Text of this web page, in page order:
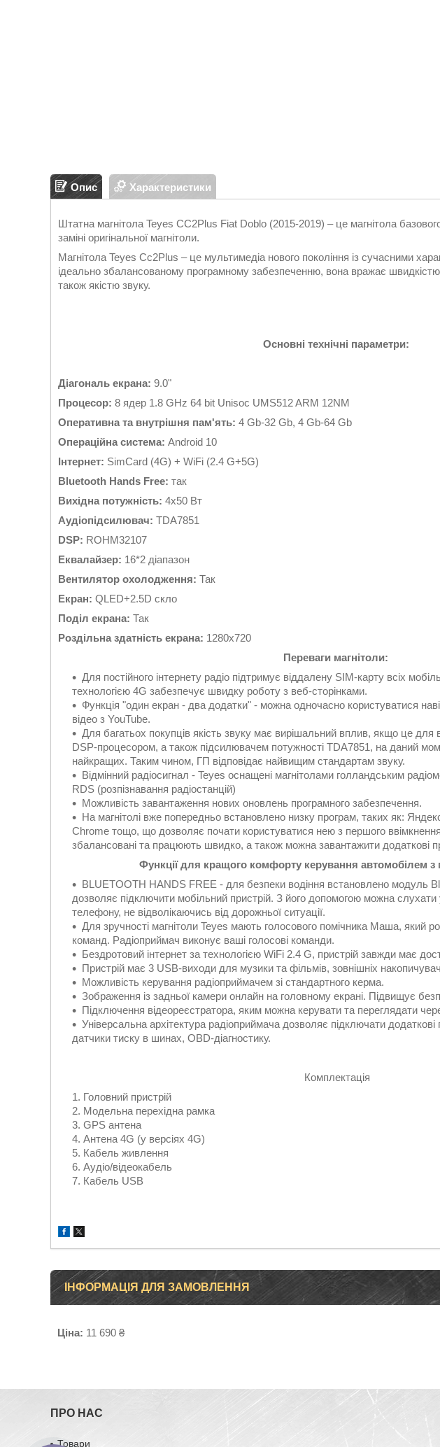
Опис Характеристики
Штатна магнітола Teyes CC2Plus Fiat Doblo (2015-2019) – це магнітола
заміні оригінальної магнітоли.
Магнітола Teyes Cc2Plus – це мультимедіа нового покоління із сучасними
ідеально збалансованому програмному забезпеченню, вона вражає
також якістю звуку.
Основні технічні параметри:
Діагональ екрана: 9.0"
Процесор: 8 ядер 1.8 GHz 64 bit Unisoc UMS512 ARM 12NM
Оперативна та внутрішня пам'ять: 4 Gb-32 Gb, 4 Gb-64 Gb
Операційна система: Android 10
Інтернет: SimCard (4G) + WiFi (2.4 G+5G)
Bluetooth Hands Free: так
Вихідна потужність: 4x50 Вт
Аудіопідсилювач: TDA7851
DSP: ROHM32107
Еквалайзер: 16*2 діапазон
Вентилятор охолодження: Так
Екран: QLED+2.5D скло
Поділ екрана: Так
Роздільна здатність екрана: 1280x720
Переваги магнітоли:
Для постійного інтернету радіо підтримує віддалену SIM-карту всіх
технологією 4G забезпечує швидку роботу з веб-сторінками.
Функція "один екран - два додатки" - можна одночасно користуватися
відео з YouTube.
Для багатьох покупців якість звуку має вирішальний вплив, якщо це для
DSP-процесором, а також підсилювачем потужності TDA7851, на даний
найкращих. Таким чином, ГП відповідає найвищим стандартам звуку.
Відмінний радіосигнал - Teyes оснащені магнітолами голландським
RDS (розпізнавання радіостанцій)
Можливість завантаження нових оновлень програмного забезпечення.
На магнітолі вже попередньо встановлено низку програм, таких як:
Chrome тощо, що дозволяє почати користуватися нею з першого
збалансовані та працюють швидко, а також можна завантажити додаткові
Функції для кращого комфорту керування автомобілем з
BLUETOOTH HANDS FREE - для безпеки водіння встановлено модуль
дозволяє підключити мобільний пристрій. З його допомогою можна
телефону, не відволікаючись від дорожньої ситуації.
Для зручності магнітоли Teyes мають голосового помічника Маша, який
команд. Радіоприймач виконує ваші голосові команди.
Бездротовий інтернет за технологією WiFi 2.4 G, пристрій завжди має
Пристрій має 3 USB-виходи для музики та фільмів, зовнішніх
Можливість керування радіоприймачем зі стандартного керма.
Зображення із задньої камери онлайн на головному екрані. Підвищує
Підключення відеореєстратора, яким можна керувати та переглядати
Універсальна архітектура радіоприймача дозволяє підключати
датчики тиску в шинах, OBD-діагностику.
Комплектація
Головний пристрій
Модельна перехідна рамка
GPS антена
Антена 4G (у версіях 4G)
Кабель живлення
Аудіо/відеокабель
Кабель USB
ІНФОРМАЦІЯ ДЛЯ ЗАМОВЛЕННЯ
Ціна: 11 690 ₴
ПРО НАС
Товари